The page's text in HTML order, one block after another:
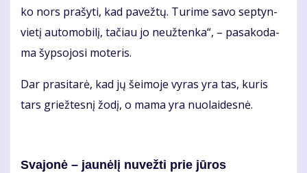
ko nors pra­šy­ti, kad pa­vež­tų. Tu­ri­me sa­vo sep­tyn­
vie­tį au­to­mo­bi­lį, ta­čiau jo ne­už­ten­ka“, – pa­sa­ko­da­
ma šyp­so­jo­si mo­te­ris.
Dar pra­si­ta­rė, kad jų šei­mo­je vy­ras yra tas, ku­ris
tars griež­tes­nį žo­dį, o ma­ma yra nuo­lai­des­nė.
Sva­jo­nė – jau­nė­lį nu­vež­ti prie jū­ros